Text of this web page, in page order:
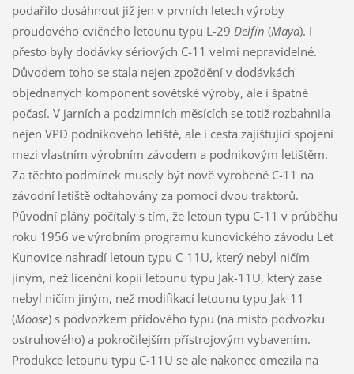
podařilo dosáhnout již jen v prvních letech výroby
proudového cvičného letounu typu L-29 Delfín (Maya). I
přesto byly dodávky sériových C-11 velmi nepravidelné.
Důvodem toho se stala nejen zpoždění v dodávkách
objednaných komponent sovětské výroby, ale i špatné
počasí. V jarních a podzimních měsících se totiž rozbahnila
nejen VPD podnikového letiště, ale i cesta zajišťující spojení
mezi vlastním výrobním závodem a podnikovým letištěm.
Za těchto podmínek musely být nově vyrobené C-11 na
závodní letiště odtahovány za pomoci dvou traktorů.
Původní plány počítaly s tím, že letoun typu C-11 v průběhu
roku 1956 ve výrobním programu kunovického závodu Let
Kunovice nahradí letoun typu C-11U, který nebyl ničím
jiným, než licenční kopií letounu typu Jak-11U, který zase
nebyl ničím jiným, než modifikací letounu typu Jak-11
(Moose) s podvozkem příďového typu (na místo podvozku
ostruhového) a pokročilejším přístrojovým vybavením.
Produkce letounu typu C-11U se ale nakonec omezila na